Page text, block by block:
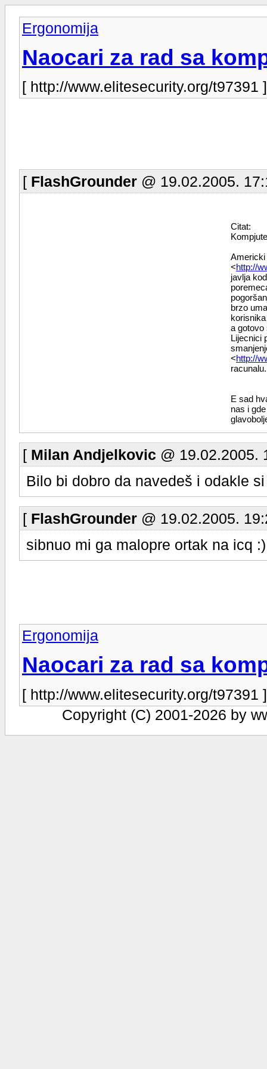
Ergonomija
Naocari za rad sa
[ http://www.elitesecurity.org/t97391 ]
[ FlashGrounder @ 19.02.2005.
Citat:
Americki
<http://
javlja
brzo
a gotovo
Lijecnici
<http://
E sad
nas i
[ Milan Andjelkovic @ 19.02.2005.
Bilo bi dobro da navedeš i odakle
[ FlashGrounder @ 19.02.2005.
sibnuo mi ga malopre ortak na icq :)
Ergonomija
Naocari za rad sa
[ http://www.elitesecurity.org/t97391 ]
Copyright (C) 2001-2026 by